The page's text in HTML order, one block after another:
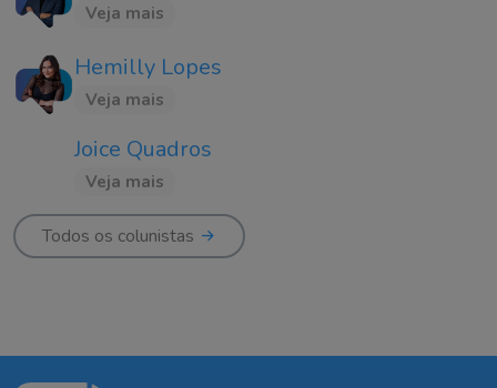
Veja mais
Hemilly Lopes
Veja mais
Joice Quadros
Veja mais
Todos os colunistas